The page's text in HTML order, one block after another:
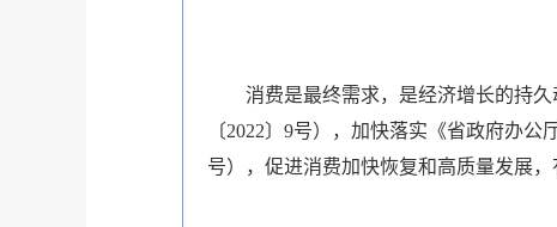
消费是最终需求，是经济增长的持
〔2022〕9号），加快落实《省政府办
号），促进消费加快恢复和高质量发展